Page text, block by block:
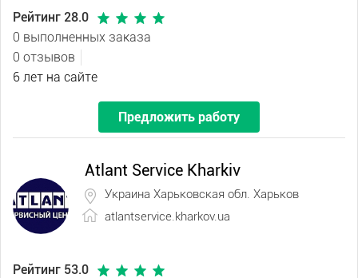
Рейтинг 28.0
0 выполненных заказа
0 отзывов
6 лет на сайте
Предложить работу
Atlant Service Kharkiv
Украина Харьковская обл. Харьков
atlantservice.kharkov.ua
Рейтинг 53.0